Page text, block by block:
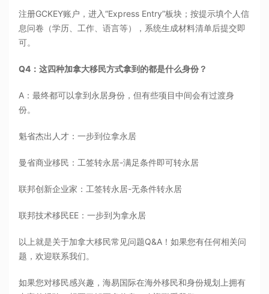
注册GCKEY账户，进入“Express Entry”板块；按提示填个人信
息问卷（学历、工作、语言等），系统生成材料清单后提交即
可。
Q4：这四种加拿大移民方式拿到的都是什么身份？
A：最终都可以拿到永居身份，但有些项目中间会有过渡身
份。
魁省杰出人才：一步到位拿永居
曼省商业移民：工签转永居-满足条件即可转永居
联邦创新企业家：工签转永居-无条件转永居
联邦技术移民EE：一步到为拿永居
以上就是关于加拿大移民常见问题Q&A！如果您有任何相关问
题，欢迎联系我们。
如果您对移民感兴趣，海易国际在海外移民和身份规划上拥有